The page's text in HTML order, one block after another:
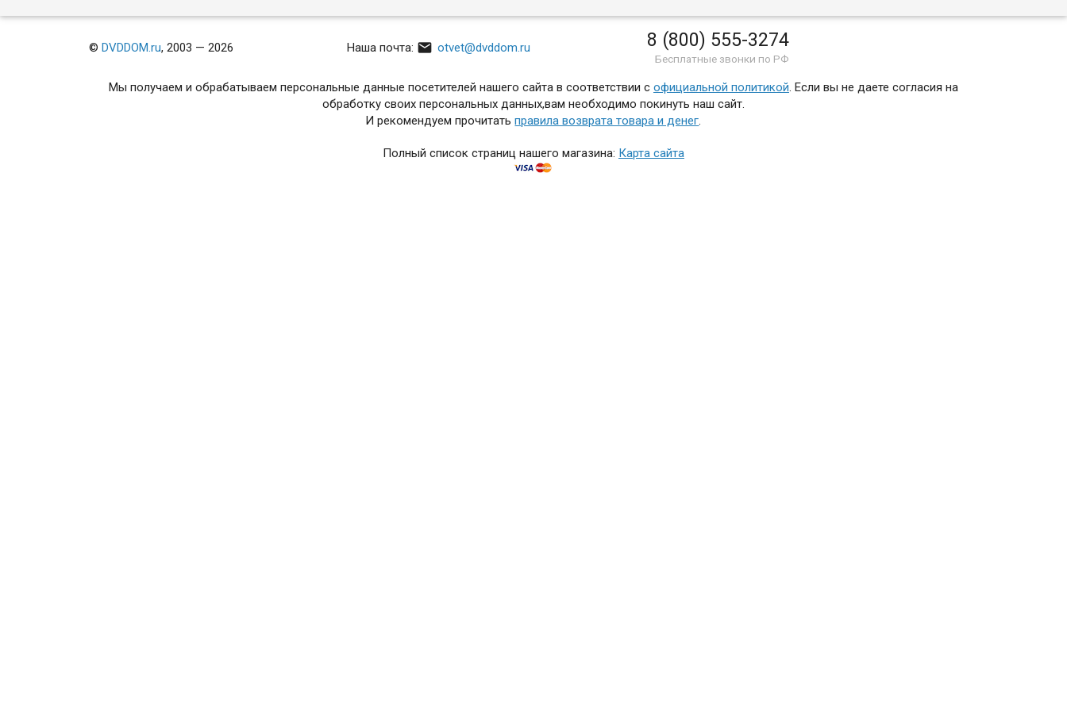
©DVDDOM.ru, 2003 — 2026 Наша почта:  otvet@dvddom.ru 8 (800) 555-3274
Бесплатные звонки по РФ
Мы получаем и обрабатываем персональные данные посетителей нашего сайта в соответствии с официальной политикой . Если вы не даете согласия на
обработку своих персональных данных,вам необходимо покинуть наш сайт.
И рекомендуем прочитатьправила возврата товара и денег
Полный список страниц нашего магазина: Карта сайта